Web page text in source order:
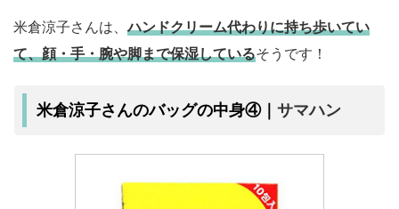
米倉涼子さんは、ハンドクリーム代わりに持ち歩いてい
て、顔・手・腕や脚まで保湿しているそうです！
米倉涼子さんのバッグの中身④｜サマハン